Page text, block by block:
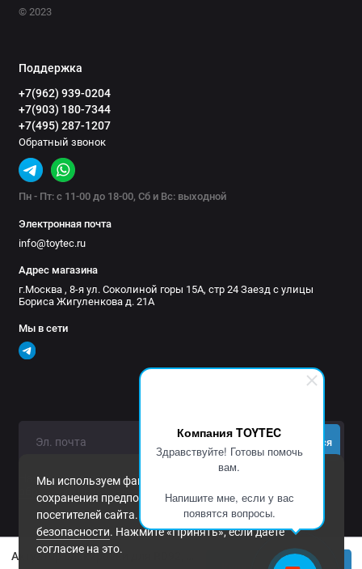
Компания TOYTEC
Здравствуйте! Готовы помочь
вам.
Напишите мне, если у вас
появятся вопросы.
Мы используем файлы cookie и другие средства
сохранения предпочтений и анализа действий
посетителей сайта. Подробнее вПолитика
безопасности. Нажмите «Принять», если даете
согласие на это.
© 2023
Поддержка
+7(962) 939-0204
+7(903) 180-7344
+7(495) 287-1207
Обратный звонок
Пн - Пт: с 11-00 до 18-00, Сб и Вс: выходной
Электронная почта
info@toytec.ru
Адрес магазина
г.Москва , 8-я ул. Соколиной горы 15А, стр 24 Заезд с улицы
Бориса Жигуленкова д. 21А
Мы в сети
Подписаться
Нажимая на кнопку «Подписаться», Вы даете
обработку персональных данных.